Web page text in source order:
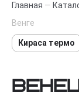
Главная —
Венге
Кираса термо